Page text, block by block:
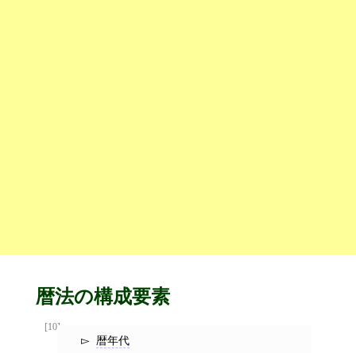
暦法の構成要素
[10]
暦年代